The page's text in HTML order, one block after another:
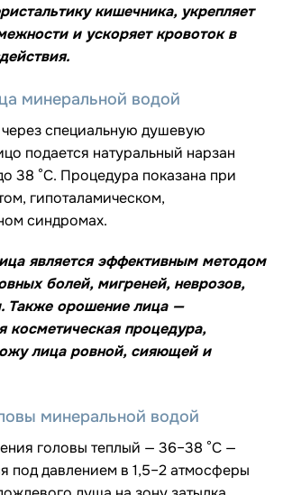
кишечника, укрепляет
и ускоряет кровоток в
минеральной водой
специальную душевую
подается натуральный нарзан
38 °C. Процедура показана при
гипоталамическом,
синдромах.
является эффективным методом
болей, мигреней, неврозов,
Также орошение лица —
косметическая процедура,
лица ровной, сияющей и
минеральной водой
головы теплый — 36–38 °C —
под давлением в 1,5–2 атмосферы